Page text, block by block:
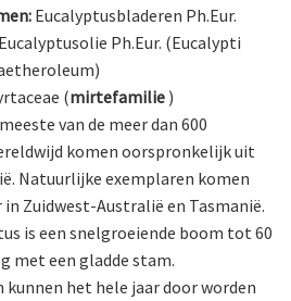
Eucalyptusbladeren Ph.Eur.
Ph.Eur. (Eucalypti
(mirtefamilie )
van de meer dan 600
komen oorspronkelijk uit
Natuurlijke exemplaren komen
Zuidwest-Australië en Tasmanië.
is een snelgroeiende boom tot 60
met een gladde stam.
kunnen het hele jaar door worden